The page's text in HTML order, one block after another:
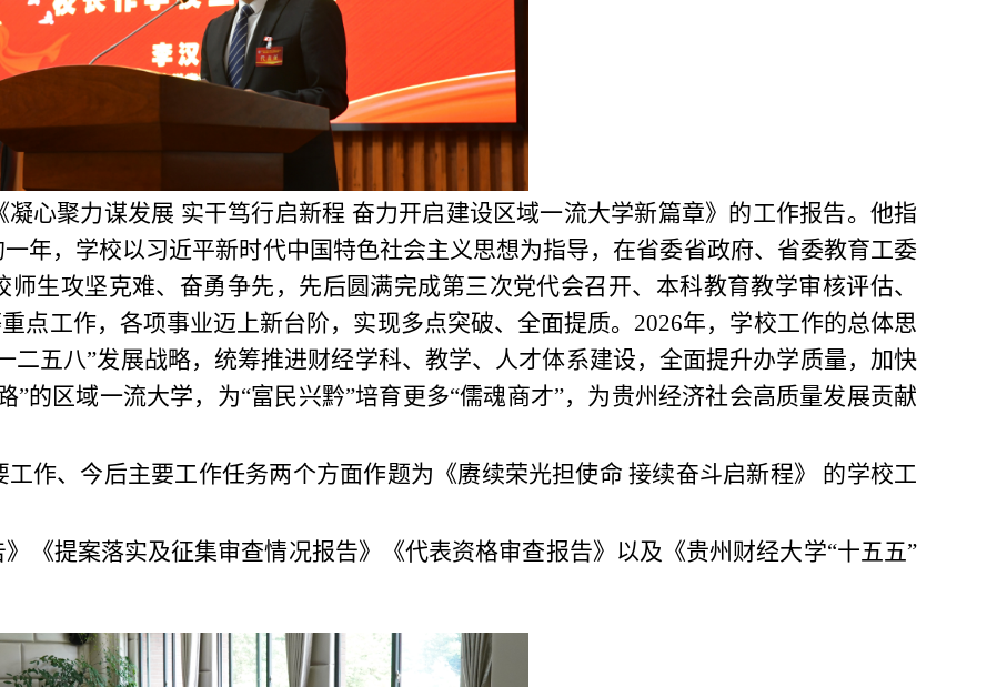
心聚力谋发展 实干笃行启新程 奋力开启建设区域一流大学新篇章》的工作报告。他指
年，学校以习近平新时代中国特色社会主义思想为指导，在省委省政府、省委教育工委
生攻坚克难、奋勇争先，先后圆满完成第三次党代会召开、本科教育教学审核评估、
点工作，各项事业迈上新台阶，实现多点突破、全面提质。2026年，学校工作的总体思
二五八”发展战略，统筹推进财经学科、教学、人才体系建设，全面提升办学质量，加快
”的区域一流大学，为“富民兴黔”培育更多“儒魂商才”，为贵州经济社会高质量发展贡献
作、今后主要工作任务两个方面作题为《赓续荣光担使命 接续奋斗启新程》 的学校工
《提案落实及征集审查情况报告》《代表资格审查报告》以及《贵州财经大学“十五五”